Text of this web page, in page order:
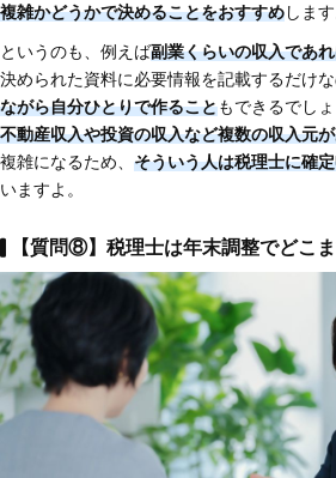
複雑かどうかで決めることをおすすめします
というのも、例えば副業くらいの収入であ
決められた資料に必要情報を記載するだけ
ながら自分ひとりで作ることもできるでし
不動産収入や投資の収入など複数の収入元
複雑になるため、 そういう人は税理士に確
いますよ。
【質問⑧】税理士は年末調整でどこ